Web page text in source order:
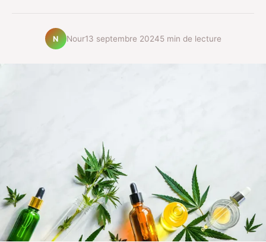
N Nour13 septembre 20245 min de lecture